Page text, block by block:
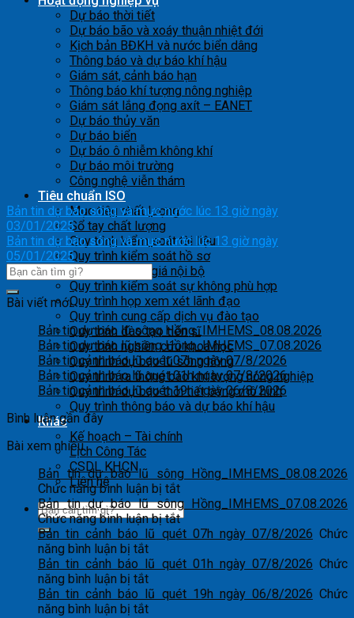
Dự báo thời tiết
Dự báo bão và xoáy thuận nhiệt đới
Kịch bản BĐKH và nước biển dâng
Thông báo và dự báo khí hậu
Giám sát, cảnh báo hạn
Thông báo khí tượng nông nghiệp
Giám sát lắng đọng axít – EANET
Dự báo thủy văn
Dự báo biển
Dự báo ô nhiễm không khí
Dự báo môi trường
Công nghệ viễn thám
Tiêu chuẩn ISO
Mục tiêu chất lượng
Sổ tay chất lượng
Quy trình kiểm soát tài liệu
Quy trình kiểm soát hồ sơ
Quy trình đánh giá nội bộ
Quy trình kiểm soát sự không phù hợp
Quy trình họp xem xét lãnh đạo
Quy trình cung cấp dịch vụ đào tạo
Quy trình đào tạo tiến sĩ
Quy trình nghiên cứu khoa học
Quy trình dự báo lũ sông hồng
Quy trình ra thông báo khí tượng nông nghiệp
Quy trình dự báo thời tiết bằng mô hình
Quy trình thông báo và dự báo khí hậu
Khác
Kế hoạch – Tài chính
Lịch Công Tác
CSDL KHCN
Liên hệ
Bản tin dự báo sóng và mực nước lúc 13 giờ ngày
03/01/2025
Bản tin dự báo sóng và mực nước lúc 13 giờ ngày
05/01/2025
Bài viết mới
Bản tin dự báo lũ sông Hồng_IMHEMS_08.08.2026
Bản tin dự báo lũ sông Hồng_IMHEMS_07.08.2026
Bản tin cảnh báo lũ quét 07h ngày 07/8/2026
Bản tin cảnh báo lũ quét 01h ngày 07/8/2026
Bản tin cảnh báo lũ quét 19h ngày 06/8/2026
Bình luận gần đây
Bài xem nhiều
Bản tin dự báo lũ sông Hồng_IMHEMS_08.08.2026
Chức năng bình luận bị tắtở
Bản
tin
dự
lũ
Hồng_IMHEMS_08.08.2026
Bản tin dự báo lũ sông Hồng_IMHEMS_07.08.2026
Chức năng bình luận bị tắtở
Bản
dự
lũ
Bản tin cảnh báo lũ quét 07h ngày 07/8/2026 Chức
năng bình luận bị tắtở
Bản
tin
cảnh
báo
Bản tin cảnh báo lũ quét 01h ngày 07/8/2026 Chức
năng bình luận bị tắtở
Bản
tin
Bản tin cảnh báo lũ quét 19h ngày 06/8/2026 Chức
năng bình luận bị tắtở